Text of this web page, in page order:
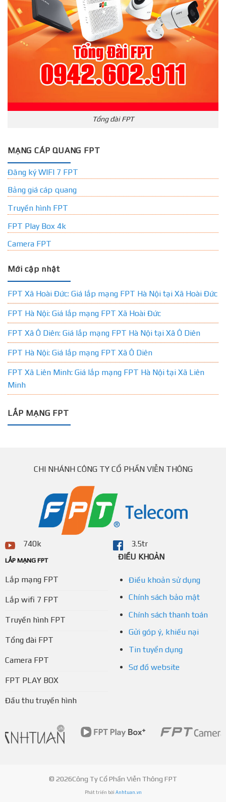
Tổng đài FPT
MẠNG CÁP QUANG FPT
Đăng ký WIFI 7 FPT
Bảng giá cáp quang
Truyền hình FPT
FPT Play Box 4k
Camera FPT
Mới cập nhật
FPT Xã Hoài Đức: Giá lắp mạng FPT Hà Nội tại Xã Hoài Đức
FPT Hà Nội: Giá lắp mạng FPT Xã Hoài Đức
FPT Xã Ô Diên: Giá lắp mạng FPT Hà Nội tại Xã Ô Diên
FPT Hà Nội: Giá lắp mạng FPT Xã Ô Diên
FPT Xã Liên Minh: Giá lắp mạng FPT Hà Nội tại Xã Liên
Minh
LẮP MẠNG FPT
CHI NHÁNH CÔNG TY CỔ PHẦN VIỄN THÔNG
740k 3.5tr
LẮP MẠNG FPT
Lắp mạng FPT
Lắp wifi 7 FPT
Truyền hình FPT
Tổng đài FPT
Camera FPT
FPT PLAY BOX
Đầu thu truyền hình
ĐIỀU KHOẢN
Điều khoản sử dụng
Chính sách bảo mật
Chính sách thanh toán
Gửi góp ý, khiếu nại
Tin tuyển dụng
Sơ đồ website
© 2026Công Ty Cổ Phần Viễn Thông FPT
Phát triển bởi Anhtuan.vn